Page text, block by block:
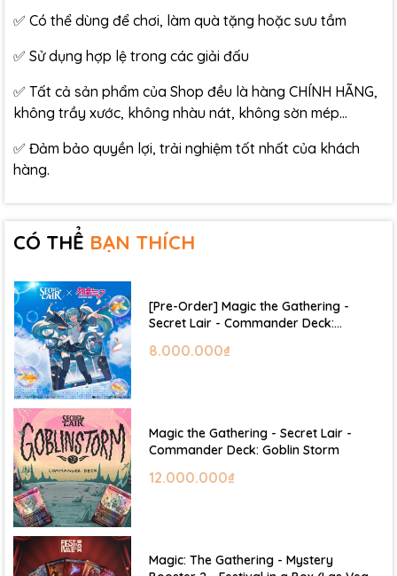
✅ Có thể dùng để chơi, làm quà tặng hoặc sưu tầm
✅ Sử dụng hợp lệ trong các giải đấu
✅ Tất cả sản phẩm của Shop đều là hàng CHÍNH HÃNG,
không trầy xước, không nhàu nát, không sờn mép…
✅ Đảm bảo quyền lợi, trải nghiệm tốt nhất của khách
hàng.
CÓ THỂ BẠN THÍCH
[Pre-Order] Magic the Gathering -
Secret Lair - Commander Deck:
8.000.000₫
Magic the Gathering - Secret Lair -
Commander Deck: Goblin Storm
12.000.000₫
Magic: The Gathering - Mystery